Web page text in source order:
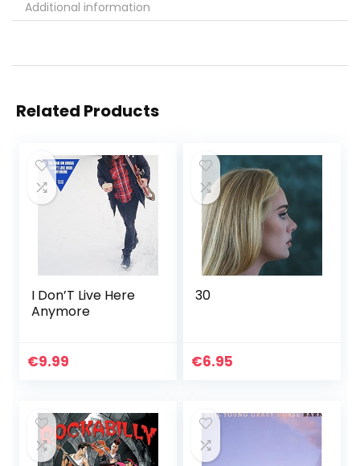
Additional information
Related Products
I Don’T Live Here
Anymore
€9.99
30
€6.95